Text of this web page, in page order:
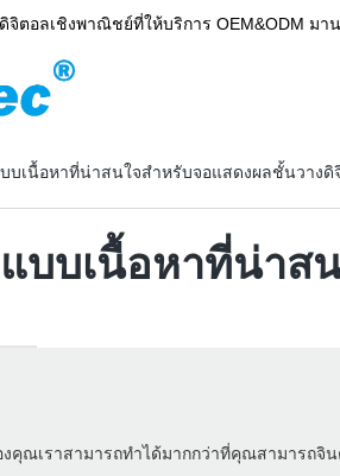
จิตอลเชิงพาณิชย์ที่ให้บริการ OEM&ODM มา
บเนื้อหาที่น่าสนใจสำหรับจอแสดงผลชั้นวางดิ
บบเนื้อหาที่น่าส
งคุณเราสามารถทำได้มากกว่าที่คุณสามารถจิ